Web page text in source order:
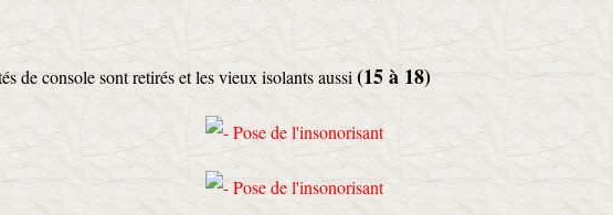
de console sont retirés et les vieux isolants aussi (15 à 18)